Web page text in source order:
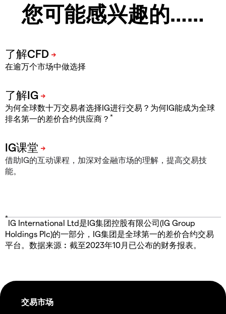
您可能感兴趣的……
在逾万个市场中做选择
为何全球数十万交易者选择IG进行交易？为何IG能成为全球
排名第一的差价合约供应商？ *
借助IG的互动课程，加深对金融市场的理解，提高交易技
能。
*
IG International Ltd是IG集团控股有限公司(IG Group
Holdings Plc)的一部分，IG集团是全球第一的差价合约交易
平台。数据来源︰截至2023年10月已公布的财务报表。
交易市场